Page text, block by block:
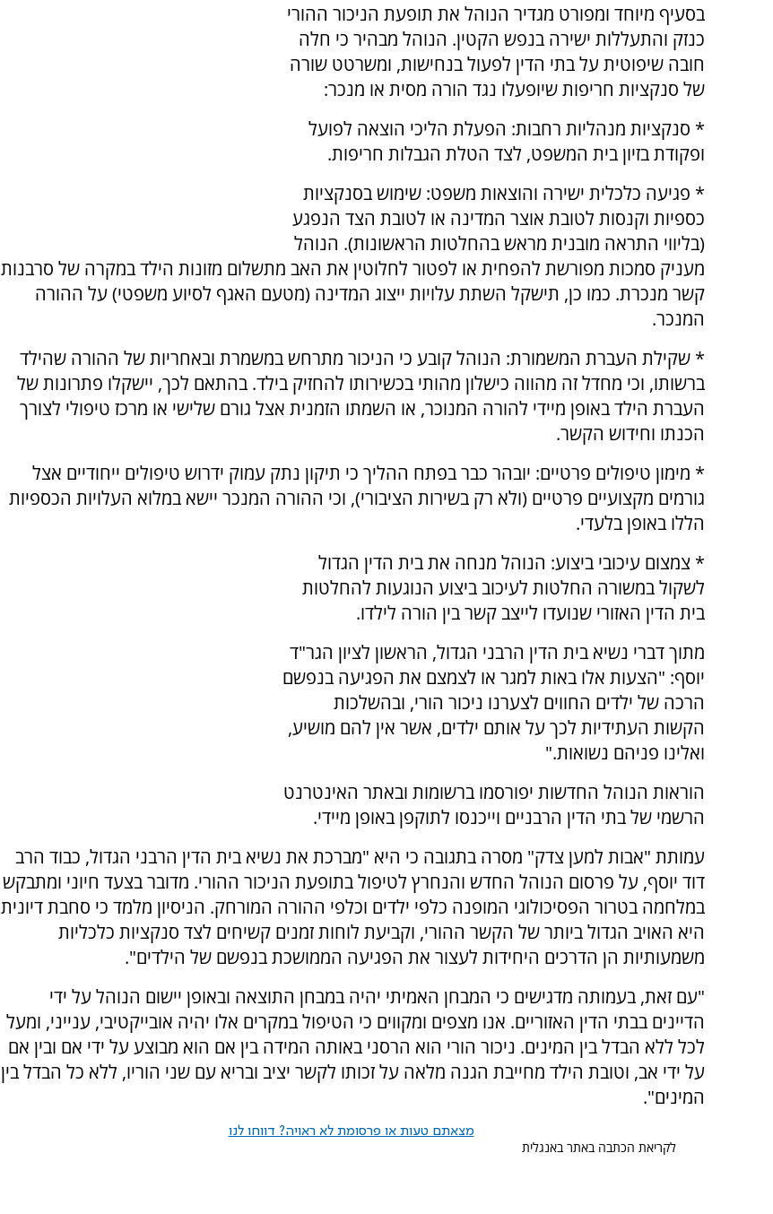
בסעיף מיוחד ומפורט מגדיר הנוהל את תופעת הניכור ההורי
כנזק והתעללות ישירה בנפש הקטין. הנוהל מבהיר כי חלה
חובה שיפוטית על בתי הדין לפעול בנחישות, ומשרטט שורה
של סנקציות חריפות שיופעלו נגד הורה מסית או מנכר:
* סנקציות מנהליות רחבות: הפעלת הליכי הוצאה לפועל
ופקודת בזיון בית המשפט, לצד הטלת הגבלות חריפות.
* פגיעה כלכלית ישירה והוצאות משפט: שימוש בסנקציות
כספיות וקנסות לטובת אוצר המדינה או לטובת הצד הנפגע
(בליווי התראה מובנית מראש בהחלטות הראשונות). הנוהל
מעניק סמכות מפורשת להפחית או לפטור לחלוטין את האב מתשלום מזונות הילד במקרה של סרבנות
קשר מנכרת. כמו כן, תישקל השתת עלויות ייצוג המדינה (מטעם האגף לסיוע משפטי) על ההורה
המנכר.
* שקילת העברת המשמורת: הנוהל קובע כי הניכור מתרחש במשמרת ובאחריות של ההורה שהילד
ברשותו, וכי מחדל זה מהווה כישלון מהותי בכשירותו להחזיק בילד. בהתאם לכך, יישקלו פתרונות של
העברת הילד באופן מיידי להורה המנוכר, או השמתו הזמנית אצל גורם שלישי או מרכז טיפולי לצורך
הכנתו וחידוש הקשר.
* מימון טיפולים פרטיים: יובהר כבר בפתח ההליך כי תיקון נתק עמוק ידרוש טיפולים ייחודיים אצל
גורמים מקצועיים פרטיים (ולא רק בשירות הציבורי), וכי ההורה המנכר יישא במלוא העלויות הכספיות
הללו באופן בלעדי.
* צמצום עיכובי ביצוע: הנוהל מנחה את בית הדין הגדול
לשקול במשורה החלטות לעיכוב ביצוע הנוגעות להחלטות
בית הדין האזורי שנועדו לייצב קשר בין הורה לילדו.
מתוך דברי נשיא בית הדין הרבני הגדול, הראשון לציון הגר"ד
יוסף: "הצעות אלו באות למגר או לצמצם את הפגיעה בנפשם
הרכה של ילדים החווים לצערנו ניכור הורי, ובהשלכות
הקשות העתידיות לכך על אותם ילדים, אשר אין להם מושיע,
ואלינו פניהם נשואות."
הוראות הנוהל החדשות יפורסמו ברשומות ובאתר האינטרנט
הרשמי של בתי הדין הרבניים וייכנסו לתוקפן באופן מיידי.
עמותת "אבות למען צדק" מסרה בתגובה כי היא "מברכת את נשיא בית הדין הרבני הגדול, כבוד הרב
דוד יוסף, על פרסום הנוהל החדש והנחרץ לטיפול בתופעת הניכור ההורי. מדובר בצעד חיוני ומתבקש
במלחמה בטרור הפסיכולוגי המופנה כלפי ילדים וכלפי ההורה המורחק. הניסיון מלמד כי סחבת דיונית
היא האויב הגדול ביותר של הקשר ההורי, וקביעת לוחות זמנים קשיחים לצד סנקציות כלכליות
משמעותיות הן הדרכים היחידות לעצור את הפגיעה הממושכת בנפשם של הילדים".
"עם זאת, בעמותה מדגישים כי המבחן האמיתי יהיה במבחן התוצאה ובאופן יישום הנוהל על ידי
הדיינים בבתי הדין האזוריים. אנו מצפים ומקווים כי הטיפול במקרים אלו יהיה אובייקטיבי, ענייני, ומעל
לכל ללא הבדל בין המינים. ניכור הורי הוא הרסני באותה המידה בין אם הוא מבוצע על ידי אם ובין אם
על ידי אב, וטובת הילד מחייבת הגנה מלאה על זכותו לקשר יציב ובריא עם שני הוריו, ללא כל הבדל בין
המינים".
מצאתם טעות או פרסומת לא ראויה? דווחו לנו
לקריאת הכתבה באתר באנגלית